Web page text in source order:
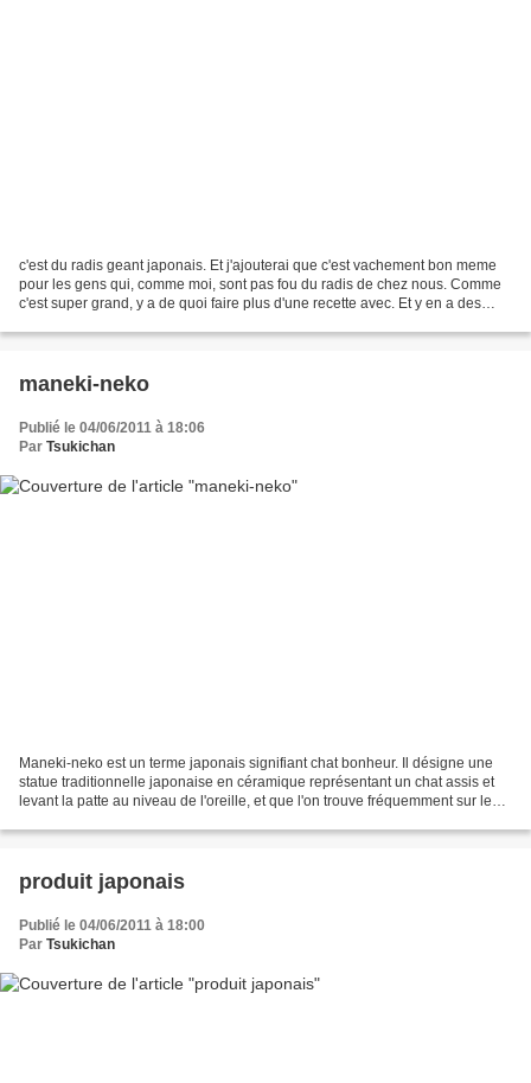
c'est du radis geant japonais. Et j'ajouterai que c'est vachement bon meme
pour les gens qui, comme moi, sont pas fou du radis de chez nous. Comme
c'est super grand, y a de quoi faire plus d'une recette avec. Et y en a des
maneki-neko
Publié le 04/06/2011 à 18:06
Par Tsukichan
Maneki-neko est un terme japonais signifiant chat bonheur. Il désigne une
statue traditionnelle japonaise en céramique représentant un chat assis et
levant la patte au niveau de l'oreille, et que l'on trouve fréquemment sur les
produit japonais
Publié le 04/06/2011 à 18:00
Par Tsukichan